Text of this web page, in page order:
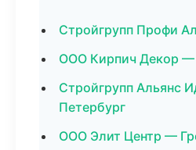
Стройгрупп Профи
ООО Кирпич Декор —
Стройгрупп Альянс
Петербург
ООО Элит Центр —